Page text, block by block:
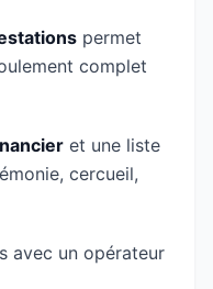
permet
complet
et une liste
cercueil,
avec un opérateur